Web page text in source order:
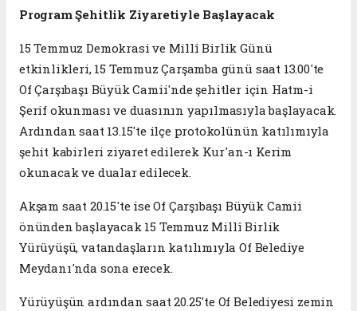
Program Şehitlik Ziyaretiyle Başlayacak
15 Temmuz Demokrasi ve Millî Birlik Günü
etkinlikleri, 15 Temmuz Çarşamba günü saat 13.00'te
Of Çarşıbaşı Büyük Camii'nde şehitler için Hatm-i
Şerif okunması ve duasının yapılmasıyla başlayacak.
Ardından saat 13.15'te ilçe protokolünün katılımıyla
şehit kabirleri ziyaret edilerek Kur'an-ı Kerim
okunacak ve dualar edilecek.
Akşam saat 20.15'te ise Of Çarşıbaşı Büyük Camii
önünden başlayacak 15 Temmuz Millî Birlik
Yürüyüşü, vatandaşların katılımıyla Of Belediye
Meydanı'nda sona erecek.
Yürüyüşün ardından saat 20.25'te Of Belediyesi zemin